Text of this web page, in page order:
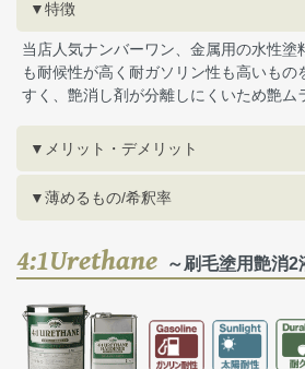
▼特徴
当店人気ナンバーワン、金属用の水性塗
も耐候性が高く耐ガソリン性も高いもの
すく、艶消し剤が分離しにくいため艶ム
▼メリット・デメリット
▼薄めるもの/希釈率
4:1Urethane ～刷毛塗用艶消2